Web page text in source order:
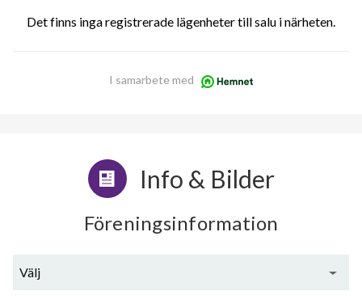
Det finns inga registrerade lägenheter till salu i närheten.
I samarbete med
Info & Bilder
Föreningsinformation
Välj